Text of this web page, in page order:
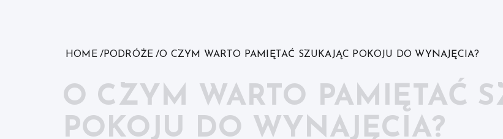
HOME PODRÓŻE O CZYM WARTO PAMIĘTAĆ SZUKAJĄC POKOJU DO WYNAJĘCIA?
O CZYM WARTO PAMIĘTAĆ
POKOJU DO WYNAJĘCIA?